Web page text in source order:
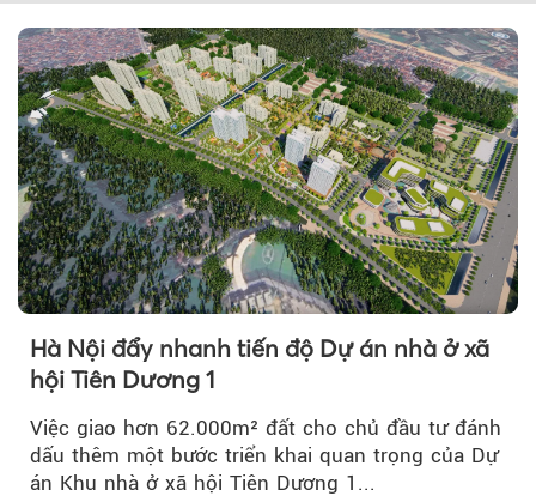
Hà Nội đẩy nhanh tiến độ Dự án nhà ở xã
hội Tiên Dương 1
Việc giao hơn 62.000m² đất cho chủ đầu tư đánh
dấu thêm một bước triển khai quan trọng của Dự
án Khu nhà ở xã hội Tiên Dương 1...